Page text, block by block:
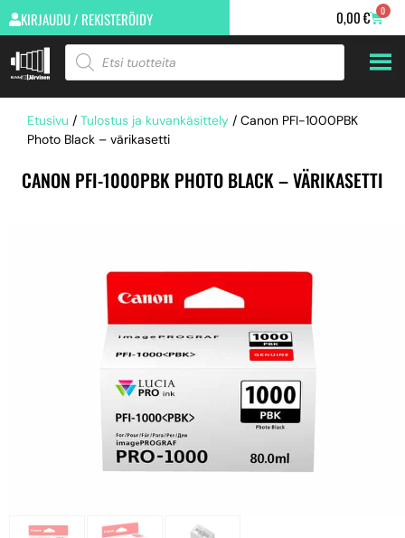
KIRJAUDU / REKISTERÖIDY 0,00€ 0
Etusivu / Tulostus ja kuvankäsittely / Canon PFI-1000PBK
Photo Black – värikasetti
CANON PFI-1000PBK PHOTO BLACK – VÄRIKASETTI